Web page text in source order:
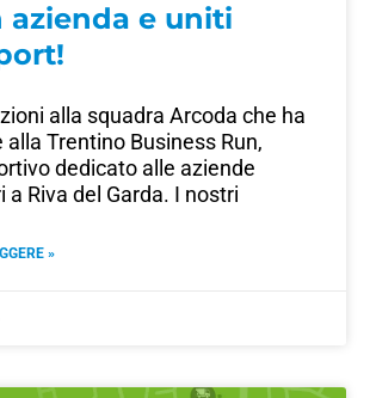
azienda e uniti
alla squadra Arcoda che ha
alla Trentino Business Run,
dedicato alle aziende
a Riva del Garda. I nostri
»